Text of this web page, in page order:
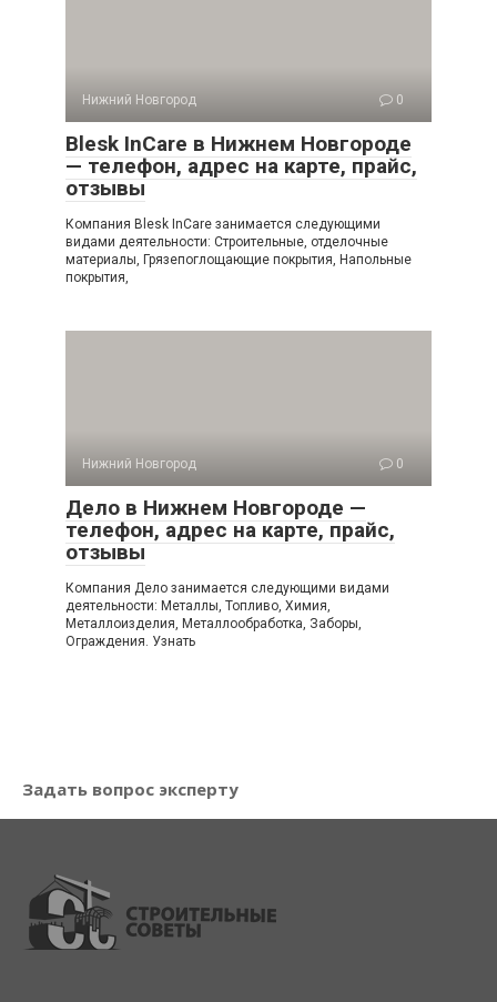
Нижний Новгород 0
Blesk InCare в Нижнем Новгороде
— телефон, адрес на карте, прайс,
отзывы
Компания Blesk InCare занимается следующими
видами деятельности: Строительные, отделочные
материалы, Грязепоглощающие покрытия, Напольные
покрытия,
Нижний Новгород 0
Дело в Нижнем Новгороде —
телефон, адрес на карте, прайс,
отзывы
Компания Дело занимается следующими видами
деятельности: Металлы, Топливо, Химия,
Металлоизделия, Металлообработка, Заборы,
Ограждения. Узнать
Задать вопрос эксперту